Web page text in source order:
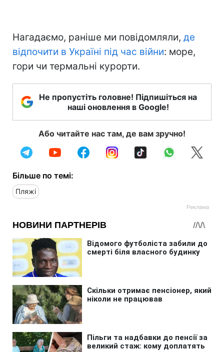
Нагадаємо, раніше ми повідомляли, де
відпочити в Україні під час війни: море,
гори чи термальні курорти.
Не пропустіть головне! Підпишіться на
наші оновлення в Google!
Або читайте нас там, де вам зручно!
Більше по темі:
Пляжі